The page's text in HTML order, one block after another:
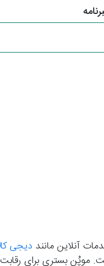
آنلاین مانند دیجی
موپُن بستری برای